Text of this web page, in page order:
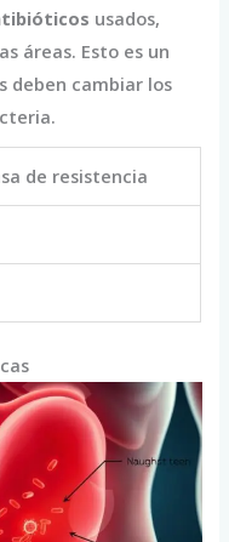
usados,
áreas. Esto es un
deben cambiar los
de resistencia